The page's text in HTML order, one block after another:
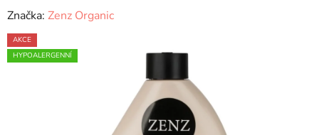
Značka: Zenz Organic
AKCE
HYPOALERGENNÍ